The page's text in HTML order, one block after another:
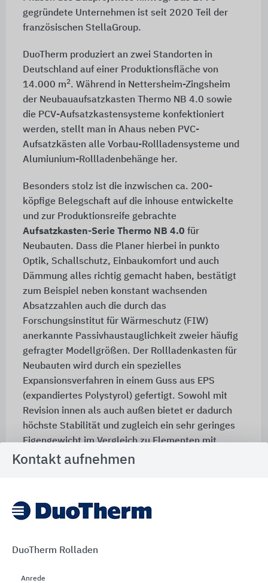
gegründete Unternehmen ist seit 2020 Teil der
französischen StellaGroup.
DuoTherm produziert an zwei Standorten in
Deutschland auf einer Produktionsfläche von
14.000 m2. Während in Nettersheim-Zingsheim
der Neubauaufsatzkasten Thermo NB 4.0 sowie
die PCV-Aufsatzkastensysteme konfektioniert
werden, stellt man in Ahaus neben PVC-
Aufsatzkästen alle Vorbau-Rollladensysteme und
Alumiunium-Rollladenbehänge her.
Besonders stolz ist die inzwischen ca. 200-
köpfige Belegschaft auf die inhouse entwickelte
und zur Produktionsreife gebrachte
Aufsatzkasten-Serie Thermo NB 4.0 für
Neubauten. Dass die Planer hierbei in punkto
Optik, Schallschutz, Einbaukomfort und auch
Dämmung alles richtig gemacht haben, bestätigt
zum Beispiel neben konstant wachsenden
Absatzzahlen auch die durch das
Forschungsinstitut für Wärmeschutz (FIW)
anerkannte Passivhaustauglichkeit zweier häufig
gefragter Modellgrößen. Der Rollladenkasten für
Neubauten wird durch ein spezielles
Expansionsverfahren in einem Guss aus EPS
(expandiertes Polystyrol) gefertigt. Sowohl mit
Revision innen als auch außen bietet er dadurch
höchste Stabilität und zugleich ein sehr geringes
Eigengewicht im Vergleich zu Elementen mit
eingelegten Metallverstärkungen. Neben
Beförderungsbedingungen für die Monteure
geschaffen werden. Weitere Entwicklungen im
Produkt weiter aufgewertet.
Kontakt aufnehmen
DuoTherm Rolladen
Anrede